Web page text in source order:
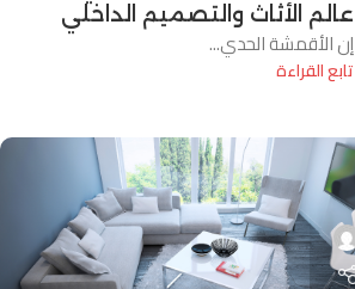
عالم الأثاث والتصميم الداخلي
إن الأقمشة الحدي...
تابع القراءة